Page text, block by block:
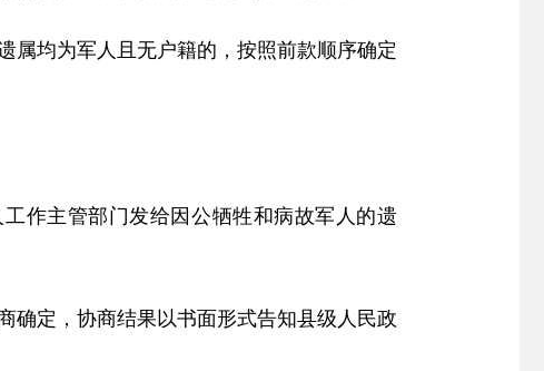
属均为军人且无户籍的，按照前款顺序确定
作主管部门发给因公牺牲和病故军人的遗
确定，协商结果以书面形式告知县级人民政